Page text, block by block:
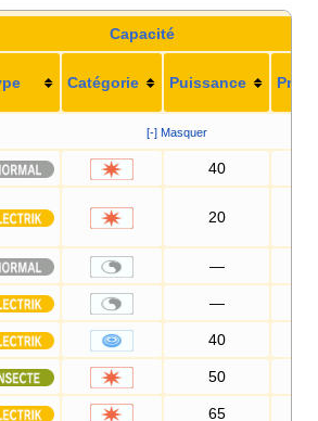
Capacité
Catégorie Puissance
[-] Masquer
40
20
—
—
40
50
65